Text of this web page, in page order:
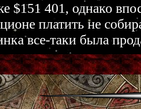
$151 401, однако
платить не
все-таки была